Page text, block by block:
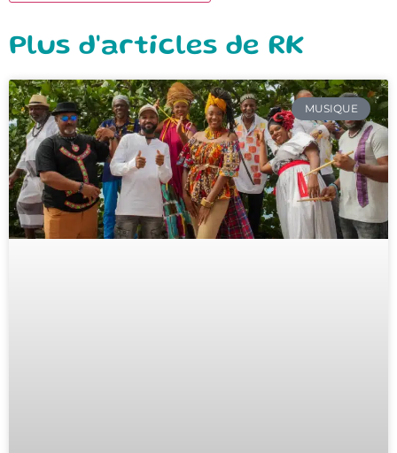
Plus d'articles de RK
MUSIQUE